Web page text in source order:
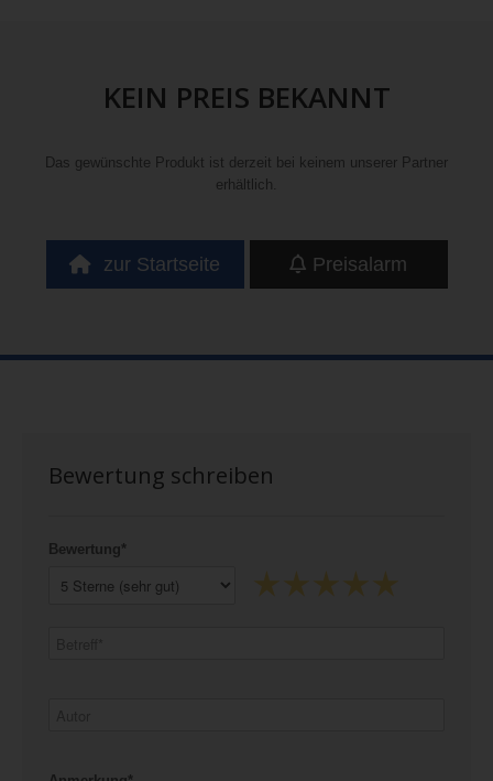
KEIN PREIS BEKANNT
Das gewünschte Produkt ist derzeit bei keinem unserer Partner
erhältlich.
zur Startseite Preisalarm
Bewertung schreiben
Bewertung*